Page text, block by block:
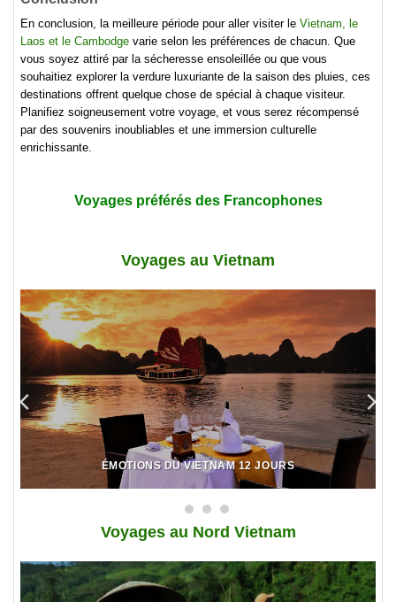
En conclusion, la meilleure période pour aller visiter le Vietnam, le
Laos et le Cambodge varie selon les préférences de chacun. Que
vous soyez attiré par la sécheresse ensoleillée ou que vous
souhaitiez explorer la verdure luxuriante de la saison des pluies, ces
destinations offrent quelque chose de spécial à chaque visiteur.
Planifiez soigneusement votre voyage, et vous serez récompensé
par des souvenirs inoubliables et une immersion culturelle
enrichissante.
Voyages préférés des Francophones
Voyages au Vietnam
ÉMOTIONS DU VIETNAM 12 JOURS
Voyages au Nord Vietnam